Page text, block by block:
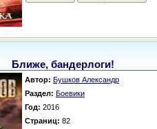
Ближе, бандерлоги!
Автор: Бушков Александр
Раздел: Боевики
Год: 2016
Страниц: 82